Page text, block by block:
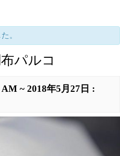
。
パルコ
AM ~ 2018年5月27日 :